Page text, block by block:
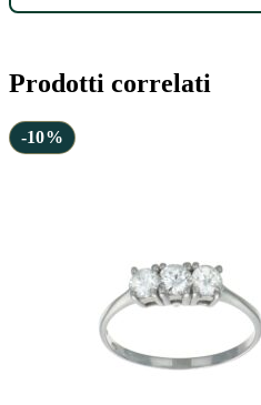
Prodotti correlati
-10%